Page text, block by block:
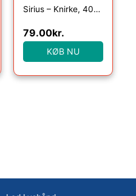
Sirius – Knirke, 40L, Klar/Guld
79.00kr.
KØB NU